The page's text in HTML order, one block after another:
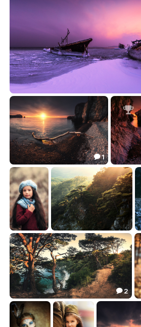
Оставленные...
87.10
***
92.39
 1

***
89.61
Настя
31.82
***
59.90
***
 72.32
 2